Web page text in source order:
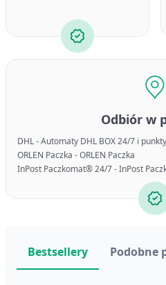
Odbiór w
DHL - Automaty DHL BOX 24/7 i
ORLEN Paczka - ORLEN Paczka
InPost Paczkomat® 24/7 - InPost
Bestsellery Podobne